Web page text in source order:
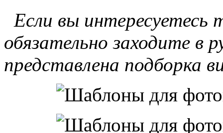
Если вы
обязательно заходите в
представлена подборка